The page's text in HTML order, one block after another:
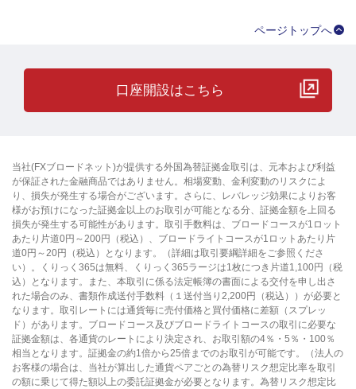
ページトップへ
口座開設はこちら
当社(FXブロードネット)が提供する外国為替証拠金取引は、元本および利益
が保証された金融商品ではありません。相場変動、金利変動のリスクによ
り、損失が発生する場合がございます。さらに、レバレッジ効果によりお客
様がお預けになった証拠金以上のお取引が可能となる分、証拠金額を上回る
損失が発生する可能性があります。取引手数料は、ブロードコースが1ロット
あたり片道0円～200円（税込）、ブロードライトコースが1ロットあたり片
道0円～20円（税込）となります。（詳細は取引要綱詳細をご参照くださ
い）。くりっく365は無料、くりっく365ラージは1枚につき片道1,100円（税
込）となります。また、本取引に係る法定帳簿の書面による交付を申し出さ
れた場合のみ、書類作成送付手数料（１送付当り2,200円（税込））が必要と
なります。取引レートには通貨毎に売付価格と買付価格に差額（スプレッ
ド）があります。ブロードコース及びブロードライトコースの取引に必要な
証拠金額は、各通貨のレートにより決定され、お取引額の4％・5％・100％
相当となります。証拠金の約1倍から25倍までのお取引が可能です。（法人の
お客様の場合は、当社が算出した通貨ペアごとの為替リスク想定比率を取引
の額に乗じて得た額以上の委託証拠金が必要となります。為替リスク想定比